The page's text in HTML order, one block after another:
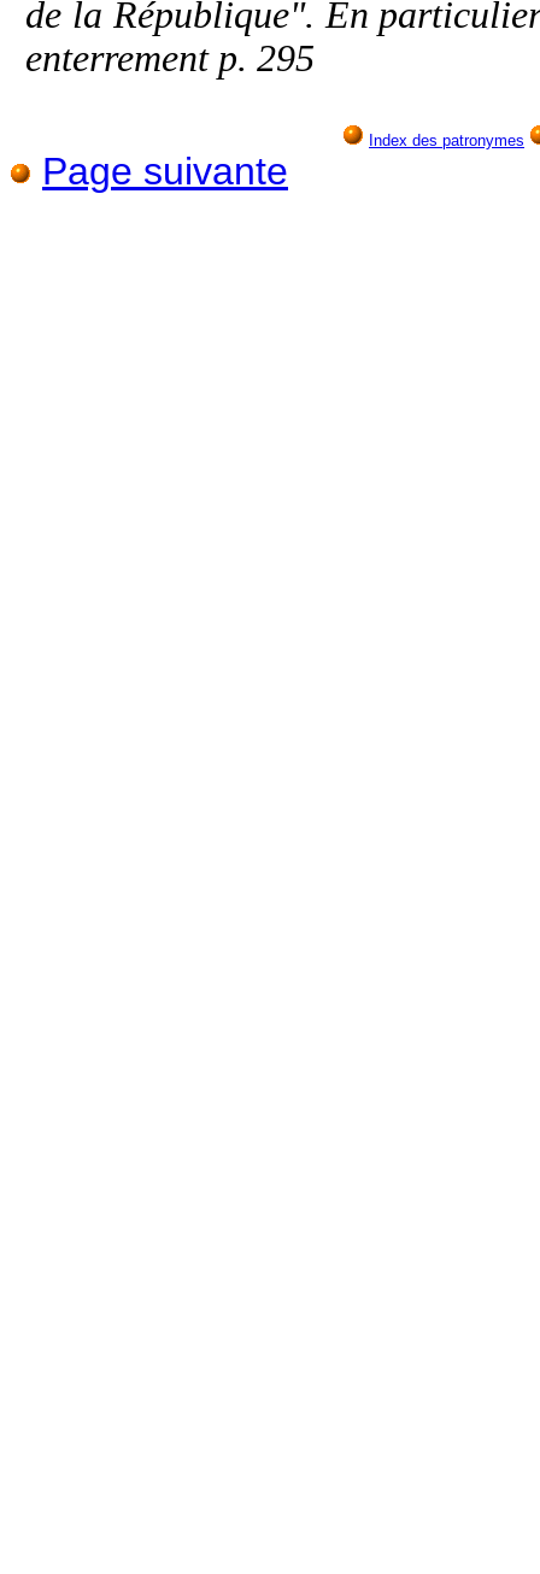
de la République". En
enterrement p. 295
Index des patronymes
Page suivante